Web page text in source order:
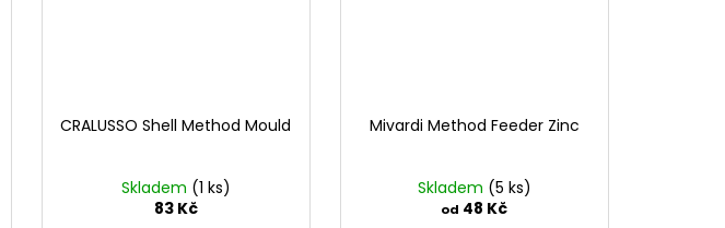
CRALUSSO Shell Method Mould
Skladem (1 ks)
83 Kč
Mivardi Method Feeder Zinc
Skladem (5 ks)
od 48 Kč